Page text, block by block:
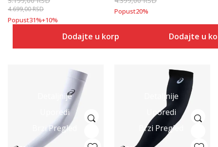
4.699,00RSD
Popust31%+10%
Dodajte u korpu
Popust20%
Dodajte u
Detaljnije
Uporedi
Brzi Pregled
Detaljnije
Uporedi
Brzi Pregled